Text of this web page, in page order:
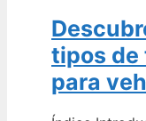
tipos de
para